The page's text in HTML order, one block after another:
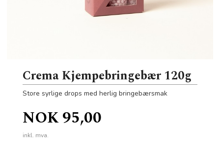
Crema Kjempebringebær 120g
Store syrlige drops med herlig bringebærsmak
Pris
NOK95,00
inkl. mva.